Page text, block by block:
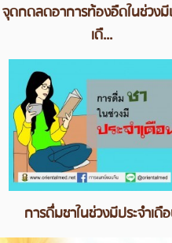
จุดกดลดอาการท้องอืดในช่วงมี
เดื...
การดื่มชาในช่วงมีประจำเดื